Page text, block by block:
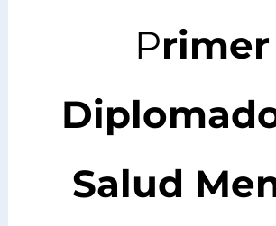
Primer
Salud